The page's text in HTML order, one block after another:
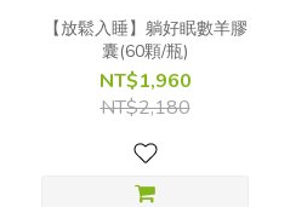
【放鬆入睡】躺好眠數羊膠
囊(60顆/瓶)
NT$1,960
NT$2,180